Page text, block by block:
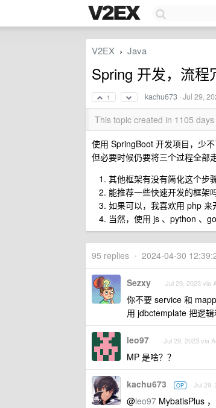
V2EX › Java
Spring 开发，流程
1 kachu673 ·Jul 29,
This topic created in 1105
使用 SpringBoot 开发项目，少
但必要时候仍要将三个过程全部
其他框架有没有简化这个步
能推荐一些快速开发的框架
如果可以，我喜欢用 php 来
当然，使用 js 、python 、
95 replies • 2024-04-30
Sezxy Jul 29, 2023 via
你不要 service 和
用 jdbctemplate 把逻
leo97 Jul 29, 2023 via
MP 是啥？？
kachu673 OP Jul 29,
@leo97 MybatisPlus